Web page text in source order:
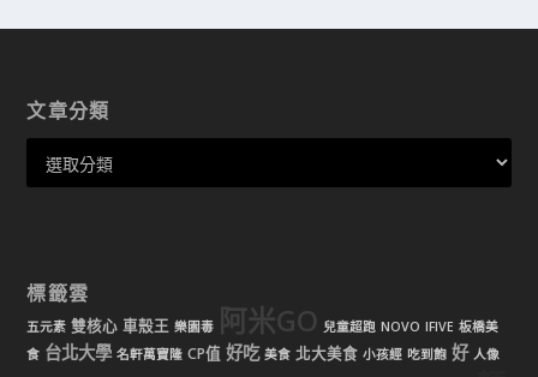
文章分類
標籤雲
五元素 雙核心 車殼王 樂園毒 阿米GO 兒童超跑 NOVO IFIVE 板橋美
食 台北大學 名軒萬寶隆 CP值 好吃 美食 北大美食 小孩經 吃到飽 好 人像